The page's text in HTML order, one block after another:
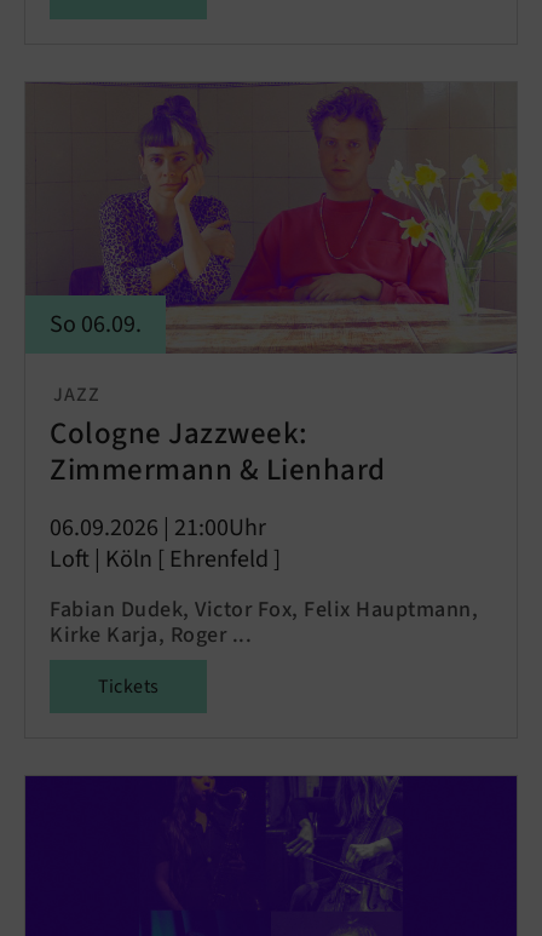
JAZZ
Cologne Jazzweek:
Zimmermann & Lienhard
06.09.2026 | 21:00Uhr
Loft | Köln [ Ehrenfeld ]
Fabian Dudek, Victor Fox, Felix Hauptmann,
Kirke Karja, Roger ...
Tickets
So 06.09.